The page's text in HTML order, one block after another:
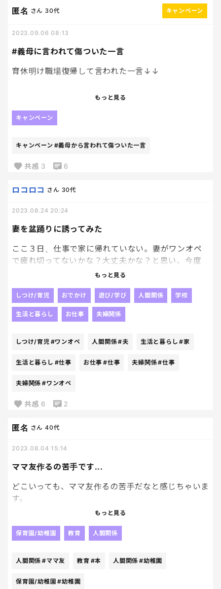
寿命ってことなんじゃない？潔く今の洗濯機くんに
感謝して買い換えようよ、、！！
#義母に言われて傷ついた一言
匿名 さん 30代 キャンペーン
2023.09.06 08:13
育休明け職場復帰して言われた一言↓↓
久しぶりの仕事で疲れてるとは思うけど、
慣れない環境で不安になってる娘ちゃんを
ですよね。
しいな。
もっと見る
キャンペーン
キャンペーン #義母から言われて傷ついた一言
共感 3 6
妻を盆踊りに誘ってみた
ロコロコ さん 30代
2023.08.24 20:24
ここ３日、仕事で家に帰れていない。妻がワンオペ
で疲れ切ってないかな？大丈夫かな？と思い、今度
の土曜日に盆踊り（ネットで見つけた。家の近くで
みない？とLINEした。そうしたらすぐに返事が来
て、『お仕事お疲れ様。盆踊りの情報ありがとう！
嬉しいなぁ。家族のこといつも大切に想ってくれて
わっているんだなと思って嬉しかった。
もっと見る
しつけ/育児 おでかけ 遊び/学び 人間関係 学校
生活と暮らし お仕事 夫婦関係
しつけ/育児 #ワンオペ 人間関係#夫 生活と暮らし #家
生活と暮らし #仕事 お仕事 #仕事 夫婦関係#仕事
夫婦関係 #ワンオペ
共感 6 2
ママ友作るの苦手です...
匿名 さん 40代
2023.08.04 15:14
どこいっても、ママ友作るの苦手だなと感じちゃいま
す。
まず、そもそも、面倒くさいと思ってしまってるの
そこからかもしれませんが💦
自分からあんまり話しかけようともしないし、
LINEグループも入りたくなさすぎて、
もっと見る
保育園/幼稚園 教育 人間関係
人間関係 #ママ友 教育 #本 人間関係 #幼稚園
保育園/幼稚園 #幼稚園